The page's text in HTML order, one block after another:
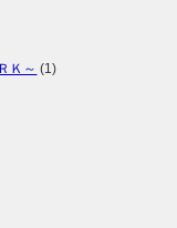
Ｋ～ (1)